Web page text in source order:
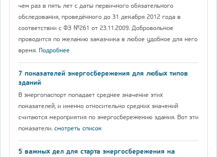
чем раз в пять лет с даты первичного обязательного
обследования, проведённого до 31 декабря 2012 года в
соответствии с ФЗ №261 от 23.11.2009. Добровольное
проводится по желанию заказчика в любое удобное для него
время. Подробнее
7 показателей энергосбережения для любых типов
зданий
В энергопаспорт попадает среднее значение этих
показателей, и именно относительно средних значений
считаются мероприятия по энергосбережению здания. Вот эти
показатели: смотреть список
5 важных дел для старта энергосбережения на